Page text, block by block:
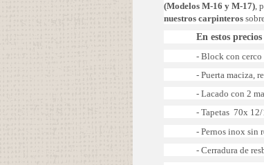
(Modelos M-16 y M-17),
nuestros carpinteros
En estos
- Block con
- Puerta maciza,
- Lacado con 2
- Tapetas 70x
- Pernos inox sin
- Cerradura de